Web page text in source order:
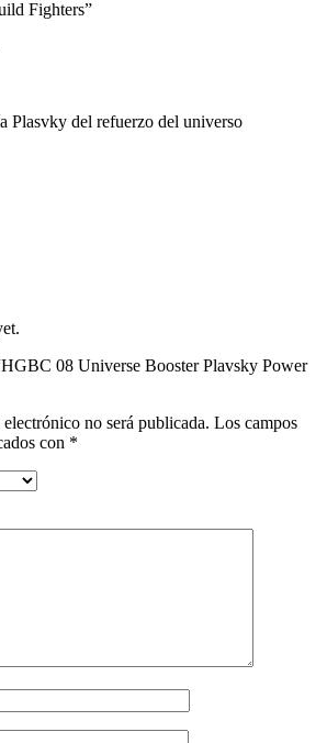
Fighters”
Plasvky del refuerzo del universo
08 Universe Booster Plavsky Power
no será publicada. Los campos
con *